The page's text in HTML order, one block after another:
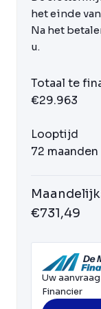
het einde
Na het
u.
Totaal te
€29.963
Looptijd
72 maanden
€731,49
Uw
Financier